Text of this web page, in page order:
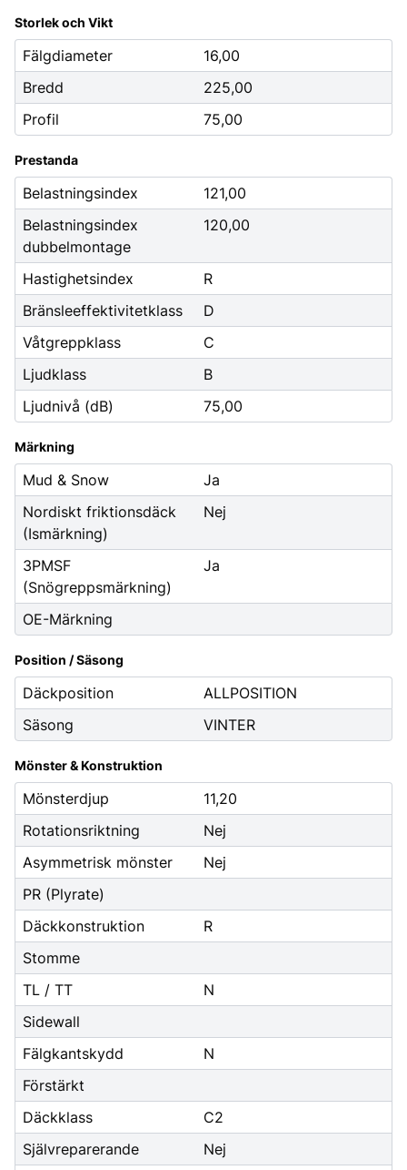
Storlek och Vikt
Fälgdiameter
16,00
Bredd
225,00
Profil
75,00
Prestanda
Belastningsindex
121,00
Belastningsindex
dubbelmontage
120,00
Hastighetsindex
R
Bränsleeffektivitetklass
D
Våtgreppklass
C
Ljudklass
B
Ljudnivå (dB)
75,00
Märkning
Mud & Snow
Ja
Nordiskt friktionsdäck
(Ismärkning)
Nej
3PMSF
(Snögreppsmärkning)
Ja
OE-Märkning
Position / Säsong
Däckposition
ALLPOSITION
Säsong
VINTER
Mönster & Konstruktion
Mönsterdjup
11,20
Rotationsriktning
Nej
Asymmetrisk mönster
Nej
PR (Plyrate)
Däckkonstruktion
R
Stomme
TL / TT
N
Sidewall
Fälgkantskydd
N
Förstärkt
Däckklass
C2
Självreparerande
Nej